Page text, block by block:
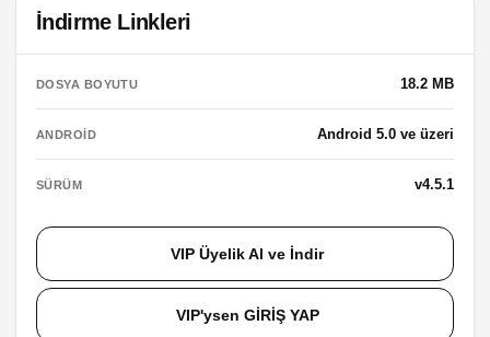
İndirme Linkleri
DOSYA BOYUTU 18.2 MB
ANDROID Android 5.0 ve üzeri
SÜRÜM v4.5.1
VIP Üyelik Al ve İndir
VIP'ysen GİRİŞ YAP